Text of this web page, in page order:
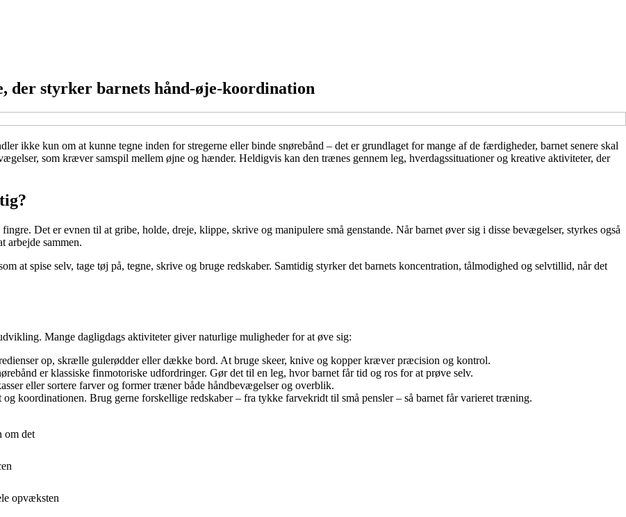
der styrker barnets hånd-øje-koordination
ikke kun om at kunne tegne inden for stregerne eller binde snørebånd – det er grundlaget for mange af de færdigheder, barnet senere skal
som kræver samspil mellem øjne og hænder. Heldigvis kan den trænes gennem leg, hverdagssituationer og kreative aktiviteter, der
Det er evnen til at gribe, holde, dreje, klippe, skrive og manipulere små genstande. Når barnet øver sig i disse bevægelser, styrkes også
arbejde sammen.
at spise selv, tage tøj på, tegne, skrive og bruge redskaber. Samtidig styrker det barnets koncentration, tålmodighed og selvtillid, når det
Mange dagligdags aktiviteter giver naturlige muligheder for at øve sig:
op, skrælle gulerødder eller dække bord. At bruge skeer, knive og kopper kræver præcision og kontrol.
er klassiske finmotoriske udfordringer. Gør det til en leg, hvor barnet får tid og ros for at prøve selv.
eller sortere farver og former træner både håndbevægelser og overblik.
koordinationen. Brug gerne forskellige redskaber – fra tykke farvekridt til små pensler – så barnet får varieret træning.
om det
opvæksten